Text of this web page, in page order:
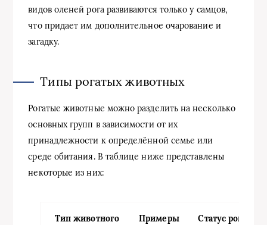
видов оленей рога развиваются только у самцов,
что придает им дополнительное очарование и
загадку.
Типы рогатых животных
Рогатые животные можно разделить на несколько
основных групп в зависимости от их
принадлежности к определённой семье или
среде обитания. В таблице ниже представлены
некоторые из них:
Тип животного Примеры Статус рогов